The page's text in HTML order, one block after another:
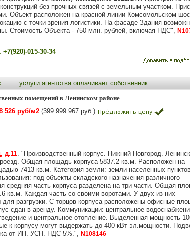
без прочных связей с земельным участком.
Объект расположен на красной линии Комсомольском
с точки зрения логистики. На фасаде Здания
Стоимость Объекта - 750 млн. рублей, включая НДС",
015-30-34
услуги агентства оплачивает собственник
помещений в Ленинском районе
526 руб/м2(399 999 967 руб.)
д.11. "Производственный корпус. Нижний Новгород.
Общая площадь корпуса 5837.2 кв.м. Расположен на
7413 кв.м. Категория земли: земли населенных
под объекты складского назначения различного
средняя часть корпуса разделена на три части. Общая
кв.м. Каждая часть со своими воротами. У двух из них
разгрузки. С торцов корпуса расположены офисные
сдан в аренду. Коммуникации: центральное
и центральное отопление. Выделенная мощность
к корпусу могут выдержать до 400 кВт эл.мощности.
от ИП. УСН. НДС 5%.", N108146